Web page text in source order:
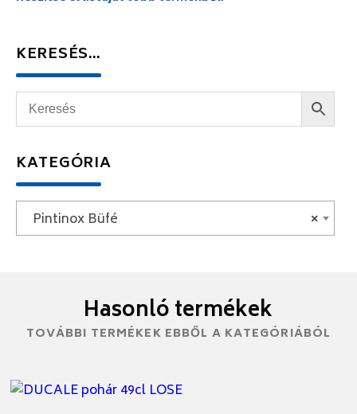
KERESÉS…
KATEGÓRIA
×
Pintinox Büfé
Hasonló termékek
TOVÁBBI TERMÉKEK EBBŐL A KATEGÓRIÁBÓL